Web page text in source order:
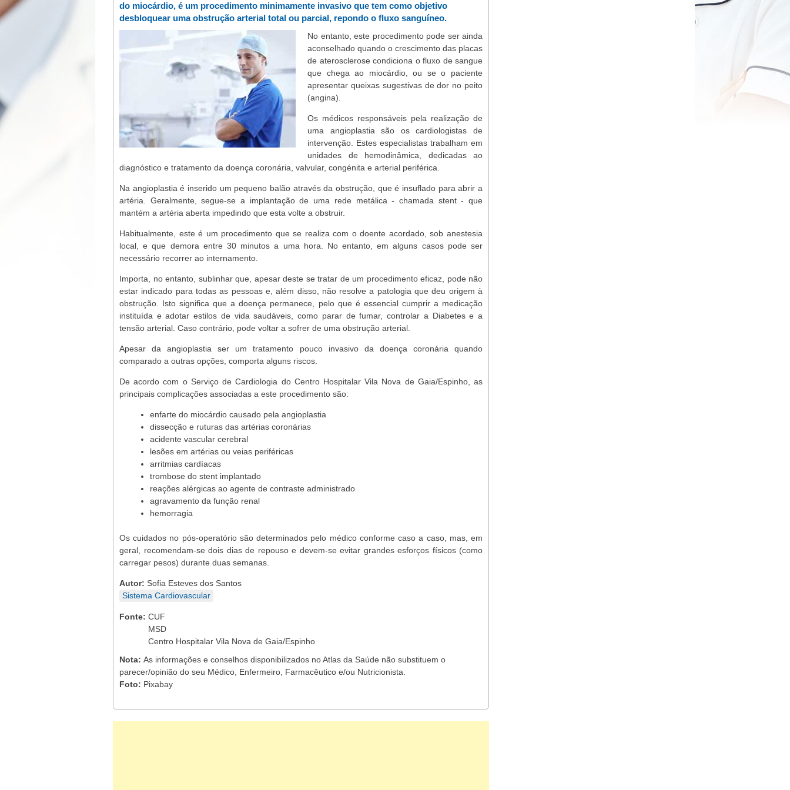
do miocárdio, é um procedimento minimamente invasivo que tem como objetivo
desbloquear uma obstrução arterial total ou parcial, repondo o fluxo sanguíneo.
No entanto, este procedimento pode ser ainda
aconselhado quando o crescimento das placas
de aterosclerose condiciona o fluxo de sangue
que chega ao miocárdio, ou se o paciente
apresentar queixas sugestivas de dor no peito
(angina).
Os médicos responsáveis pela realização de
uma angioplastia são os cardiologistas de
intervenção. Estes especialistas trabalham em
unidades de hemodinâmica, dedicadas ao
diagnóstico e tratamento da doença coronária, valvular, congénita e arterial periférica.
Na angioplastia é inserido um pequeno balão através da obstrução, que é insuflado para abrir a
artéria. Geralmente, segue-se a implantação de uma rede metálica - chamada stent - que
mantém a artéria aberta impedindo que esta volte a obstruir.
Habitualmente, este é um procedimento que se realiza com o doente acordado, sob anestesia
local, e que demora entre 30 minutos a uma hora. No entanto, em alguns casos pode ser
necessário recorrer ao internamento.
Importa, no entanto, sublinhar que, apesar deste se tratar de um procedimento eficaz, pode não
estar indicado para todas as pessoas e, além disso, não resolve a patologia que deu origem à
obstrução. Isto significa que a doença permanece, pelo que é essencial cumprir a medicação
instituída e adotar estilos de vida saudáveis, como parar de fumar, controlar a Diabetes e a
tensão arterial. Caso contrário, pode voltar a sofrer de uma obstrução arterial.
Apesar da angioplastia ser um tratamento pouco invasivo da doença coronária quando
comparado a outras opções, comporta alguns riscos.
De acordo com o Serviço de Cardiologia do Centro Hospitalar Vila Nova de Gaia/Espinho, as
principais complicações associadas a este procedimento são:
enfarte do miocárdio causado pela angioplastia
dissecção e ruturas das artérias coronárias
acidente vascular cerebral
lesões em artérias ou veias periféricas
arritmias cardíacas
trombose do stent implantado
reações alérgicas ao agente de contraste administrado
agravamento da função renal
hemorragia
Os cuidados no pós-operatório são determinados pelo médico conforme caso a caso, mas, em
geral, recomendam-se dois dias de repouso e devem-se evitar grandes esforços físicos (como
carregar pesos) durante duas semanas.
Autor: Sofia Esteves dos Santos
Sistema Cardiovascular
Fonte: CUF
MSD
Centro Hospitalar Vila Nova de Gaia/Espinho
Nota: As informações e conselhos disponibilizados no Atlas da Saúde não substituem o
parecer/opinião do seu Médico, Enfermeiro, Farmacêutico e/ou Nutricionista.
Foto: Pixabay